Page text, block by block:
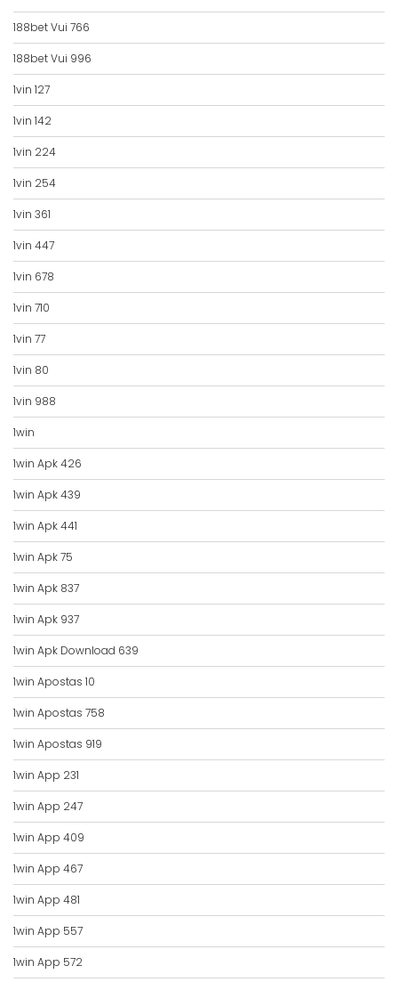
188bet Vui 766
188bet Vui 996
1vin 127
1vin 142
1vin 224
1vin 254
1vin 361
1vin 447
1vin 678
1vin 710
1vin 77
1vin 80
1vin 988
1win
1win Apk 426
1win Apk 439
1win Apk 441
1win Apk 75
1win Apk 837
1win Apk 937
1win Apk Download 639
1win Apostas 10
1win Apostas 758
1win Apostas 919
1win App 231
1win App 247
1win App 409
1win App 467
1win App 481
1win App 557
1win App 572